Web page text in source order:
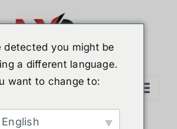
Name
detected you might be
a different language.
want to change to:
English